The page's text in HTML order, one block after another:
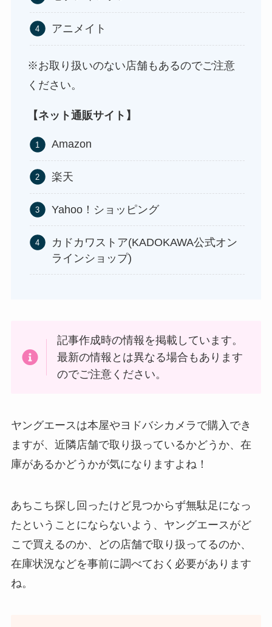
アサイーの冷凍はどこに売ってる？コストコや業
食紅はどこで買える？ダイソーやセリアなどの100
均で売ってる？
トアで買える！
LANケーブルはどこで買える？ドンキや100均に売
アニメイト
※お取り扱いのない店舗もあるのでご注意
ください。
【ネット通販サイト】
Amazon
楽天
Yahoo！ショッピング
カドカワストア(KADOKAWA公式オン
ラインショップ)
記事作成時の情報を掲載しています。
最新の情報とは異なる場合もあります
のでご注意ください。
ヤングエースは本屋やヨドバシカメラで購入でき
ますが、近隣店舗で取り扱っているかどうか、在
庫があるかどうかが気になりますよね！
あちこち探し回ったけど見つからず無駄足になっ
たということにならないよう、ヤングエースがど
こで買えるのか、どの店舗で取り扱ってるのか、
在庫状況などを事前に調べておく必要があります
ね。